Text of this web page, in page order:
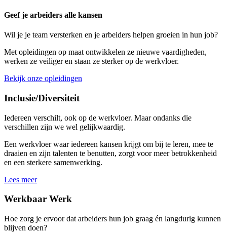
Geef je arbeiders alle kansen
Wil je je team versterken en je arbeiders helpen groeien in hun job?
Met opleidingen op maat ontwikkelen ze nieuwe vaardigheden,
werken ze veiliger en staan ze sterker op de werkvloer.
Bekijk onze opleidingen
Inclusie/Diversiteit
Iedereen verschilt, ook op de werkvloer. Maar ondanks die
verschillen zijn we wel gelijkwaardig.
Een werkvloer waar iedereen kansen krijgt om bij te leren, mee te
draaien en zijn talenten te benutten, zorgt voor meer betrokkenheid
en een sterkere samenwerking.
Lees meer
Werkbaar Werk
Hoe zorg je ervoor dat arbeiders hun job graag én langdurig kunnen
blijven doen?